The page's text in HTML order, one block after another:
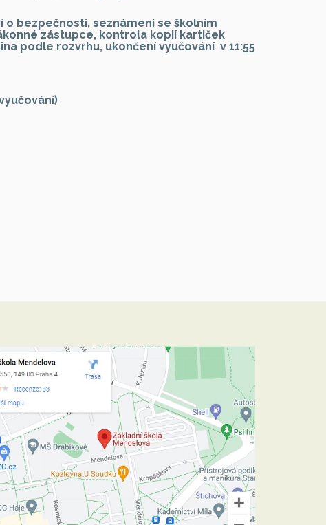
o bezpečnosti, seznámení se školním
zástupce, kontrola kopií kartiček
podle rozvrhu, ukončení vyučování v 11:55